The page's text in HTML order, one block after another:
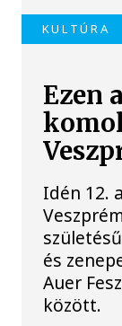
KULTÚRA
Ezen
Idén 12.
és
Auer
között.